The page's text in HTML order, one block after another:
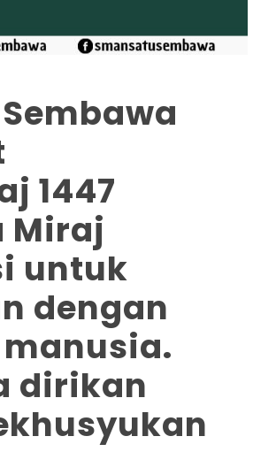
1447
Miraj
untuk
dengan
manusia.
dirikan